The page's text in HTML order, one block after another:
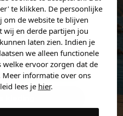
te klikken. De persoonlijke
om de website te blijven
wij en derde partijen jou
laten zien. Indien je
we alleen functionele
welke ervoor zorgen dat de
informatie over ons
lees je hier.
kleding
kleding